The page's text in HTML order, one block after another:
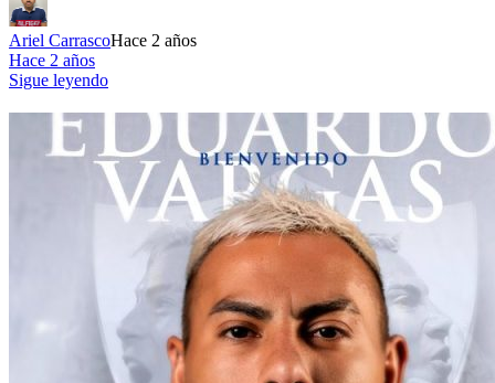
Ariel CarrascoHace 2 años
Hace 2 años
Sigue leyendo